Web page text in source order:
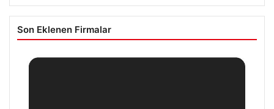
Son Eklenen Firmalar